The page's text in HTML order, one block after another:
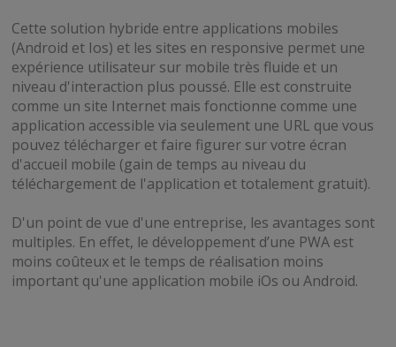
Cette solution hybride entre applications mobiles
(Android et Ios) et les sites en responsive permet une
expérience utilisateur sur mobile très fluide et un
niveau d'interaction plus poussé. Elle est construite
comme un site Internet mais fonctionne comme une
application accessible via seulement une URL que vous
pouvez télécharger et faire figurer sur votre écran
d'accueil mobile (gain de temps au niveau du
téléchargement de l'application et totalement gratuit).
D'un point de vue d'une entreprise, les avantages sont
multiples. En effet, le développement d’une PWA est
moins coûteux et le temps de réalisation moins
important qu'une application mobile iOs ou Android.